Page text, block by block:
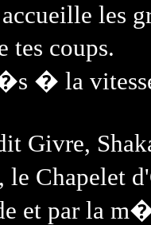
les
coups.
� la
Givre,
le Chapelet
et par la